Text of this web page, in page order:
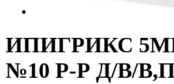
ИПИГРИКС
№10 Р-Р Д/В/